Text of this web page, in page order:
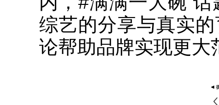
综艺的分享与真实
论帮助品牌实现更大